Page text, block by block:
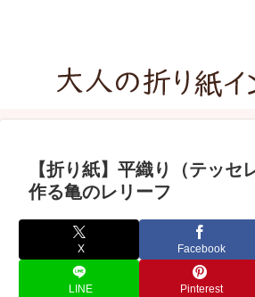
【折り紙】平織り（テッセ
作る亀のレリーフ
X Facebook
LINE Pinterest